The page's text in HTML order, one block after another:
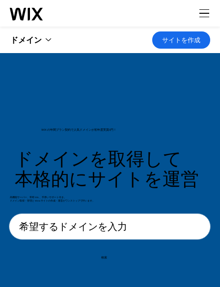
ドメイン サイトを作成
WIX の年間プラン契約で人気ドメインが初年度実質0円！
ドメインを取得して
本格的にサイトを運営
高機能サーバー、常時 SSL、手厚いサポート付き。
ドメイン取得・管理と Web サイトの作成・運営がワンストップで叶います。
検索